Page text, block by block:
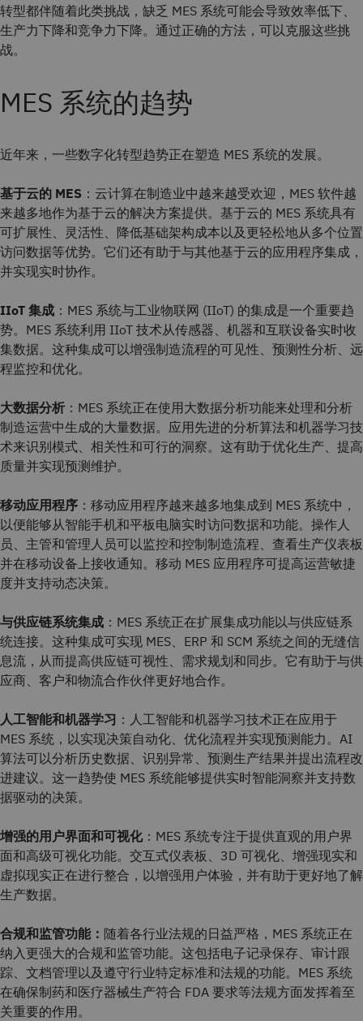
转型都伴随着此类挑战，缺乏 MES 系统可能会导致效率低下、
生产力下降和竞争力下降。通过正确的方法，可以克服这些挑
战。
MES 系统的趋势
近年来，一些数字化转型趋势正在塑造 MES 系统的发展。
基于云的 MES ：云计算在制造业中越来越受欢迎，MES 软件越
来越多地作为基于云的解决方案提供。基于云的 MES 系统具有
可扩展性、灵活性、降低基础架构成本以及更轻松地从多个位置
访问数据等优势。它们还有助于与其他基于云的应用程序集成，
并实现实时协作。
IIoT 集成 ：MES 系统与工业物联网 (IIoT) 的集成是一个重要趋
势。MES 系统利用 IIoT 技术从传感器、机器和互联设备实时收
集数据。这种集成可以增强制造流程的可见性、预测性分析、远
程监控和优化。
大数据分析 ：MES 系统正在使用大数据分析功能来处理和分析
制造运营中生成的大量数据。应用先进的分析算法和机器学习技
术来识别模式、相关性和可行的洞察。这有助于优化生产、提高
质量并实现预测维护。
移动应用程序 ：移动应用程序越来越多地集成到 MES 系统中，
以便能够从智能手机和平板电脑实时访问数据和功能。操作人
员、主管和管理人员可以监控和控制制造流程、查看生产仪表板
并在移动设备上接收通知。移动 MES 应用程序可提高运营敏捷
度并支持动态决策。
与供应链系统集成 ：MES 系统正在扩展集成功能以与供应链系
统连接。这种集成可实现 MES、ERP 和 SCM 系统之间的无缝信
息流，从而提高供应链可视性、需求规划和同步。它有助于与供
应商、客户和物流合作伙伴更好地合作。
人工智能和机器学习 ：人工智能和机器学习技术正在应用于
MES 系统，以实现决策自动化、优化流程并实现预测能力。AI
算法可以分析历史数据、识别异常、预测生产结果并提出流程改
进建议。这一趋势使 MES 系统能够提供实时智能洞察并支持数
据驱动的决策。
增强的用户界面和可视化：MES 系统专注于提供直观的用户界
面和高级可视化功能。交互式仪表板、3D 可视化、增强现实和
虚拟现实正在进行整合，以增强用户体验，并有助于更好地了解
生产数据。
合规和监管功能： 随着各行业法规的日益严格，MES 系统正在
纳入更强大的合规和监管功能。这包括电子记录保存、审计跟
踪、文档管理以及遵守行业特定标准和法规的功能。MES 系统
在确保制药和医疗器械生产符合 FDA 要求等法规方面发挥着至
关重要的作用。